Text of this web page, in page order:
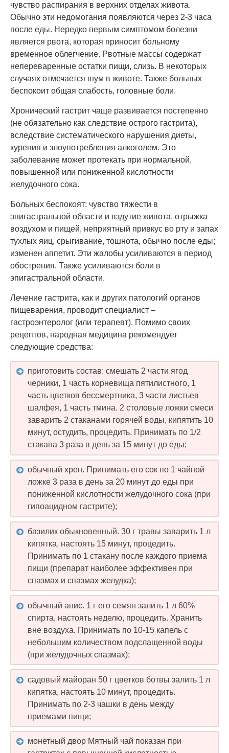
чувство распирания в верхних отделах живота.
Обычно эти недомогания появляются через 2-3 часа
после еды. Нередко первым симптомом болезни
является рвота, которая приносит больному
временное облегчение. Рвотные массы содержат
непереваренные остатки пищи, слизь. В некоторых
случаях отмечается шум в животе. Также больных
беспокоит общая слабость, головные боли.
Хронический гастрит чаще развивается постепенно
(не обязательно как следствие острого гастрита),
вследствие систематического нарушения диеты,
курения и злоупотребления алкоголем. Это
заболевание может протекать при нормальной,
повышенной или пониженной кислотности
желудочного сока.
Больных беспокоят: чувство тяжести в
эпигастральной области и вздутие живота, отрыжка
воздухом и пищей, неприятный привкус во рту и запах
тухлых яиц, срыгивание, тошнота, обычно после еды;
изменен аппетит. Эти жалобы усиливаются в период
обострения. Также усиливаются боли в
эпигастральной области.
Лечение гастрита, как и других патологий органов
пищеварения, проводит специалист –
гастроэнтеролог (или терапевт). Помимо своих
рецептов, народная медицина рекомендует
следующие средства:
приготовить состав: смешать 2 части ягод
черники, 1 часть корневища пятилистного, 1
часть цветков бессмертника, 3 части листьев
шалфея, 1 часть тмина. 2 столовые ложки смеси
заварить 2 стаканами горячей воды, кипятить 10
минут, остудить, процедить. Принимать по 1/2
стакана 3 раза в день за 15 минут до еды;
обычный хрен. Принимать его сок по 1 чайной
ложке 3 раза в день за 20 минут до еды при
пониженной кислотности желудочного сока (при
гипоацидном гастрите);
базилик обыкновенный. 30 г травы заварить 1 л
кипятка, настоять 15 минут, процедить.
Принимать по 1 стакану после каждого приема
пищи (препарат наиболее эффективен при
спазмах и спазмах желудка);
обычный анис. 1 г его семян залить 1 л 60%
спирта, настоять неделю, процедить. Хранить
вне воздуха. Принимать по 10-15 капель с
небольшим количеством подслащенной воды
(при желудочных спазмах);
садовый майоран 50 г цветков ботвы залить 1 л
кипятка, настоять 10 минут, процедить.
Принимать по 2-3 чашки в день между
приемами пищи;
монетный двор Мятный чай показан при